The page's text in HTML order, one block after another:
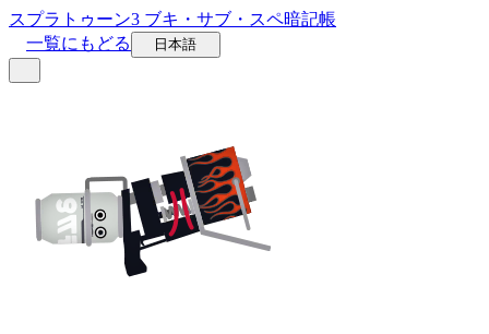
スプラトゥーン3 ブキ・サブ・スペ暗記帳
一覧にもどる
日本語